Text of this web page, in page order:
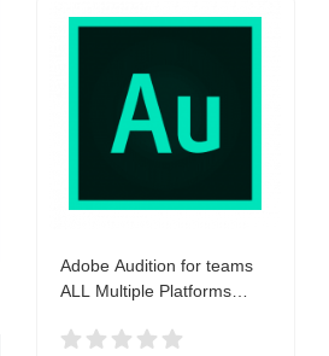
Adobe Audition for teams
ALL Multiple Platforms
Subscription Renewal